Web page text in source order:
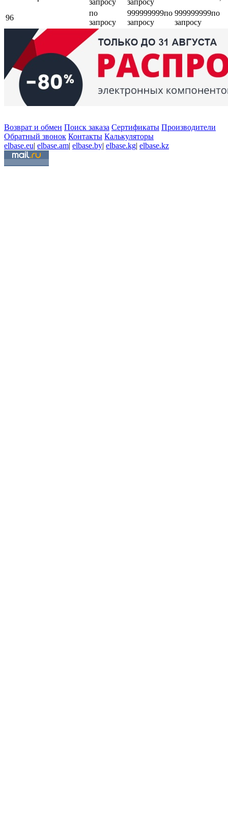
запросу запросу
96
по
запросу
999999999по
запросу
999999999по
запросу
Возврат и обмен Поиск заказа Сертификаты Производители
Обратный звонок Контакты Калькуляторы
elbase.eu| elbase.am| elbase.by| elbase.kg| elbase.kz